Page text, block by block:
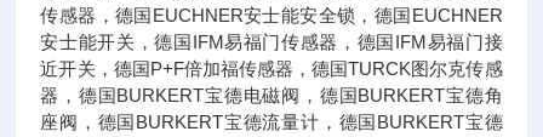
传感器，德国EUCHNER安士能安全锁，德国EUCHNER
安士能开关，德国IFM易福门传感器，德国IFM易福门接
近开关，德国P+F倍加福传感器，德国TURCK图尔克传感
器，德国BURKERT宝德电磁阀，德国BURKERT宝德角
座阀，德国BURKERT宝德流量计，德国BURKERT宝德